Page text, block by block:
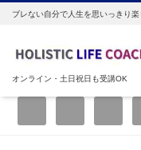
ブレない自分で人生を思いっきり
オンライン・土日祝日も受講OK